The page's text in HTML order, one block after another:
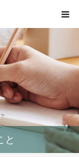
と